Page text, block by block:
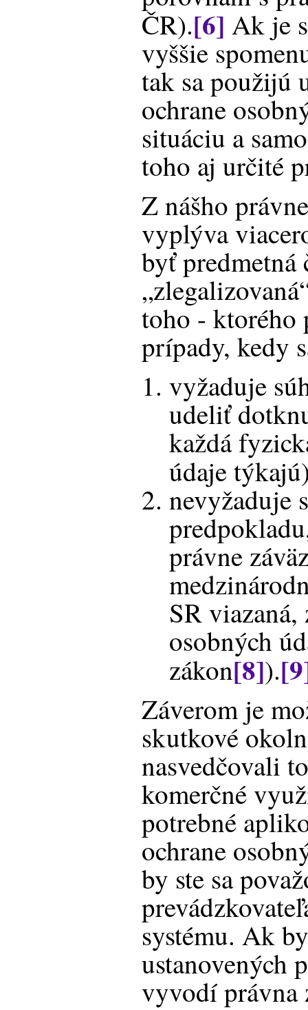
ČR).[6] Ak je
vyššie
tak sa použijú
ochrane
situáciu a
toho aj určité
Z nášho
vyplýva
byť predmetná
toho - ktorého
prípady, kedy
vyžaduje
udeliť
každá
údaje
nevyžaduje
právne
SR viazaná,
osobných
zákon[8]).
Záverom je
skutkové
nasvedčovali
komerčné
potrebné
ochrane
by ste sa
systému. Ak
ustanovených
vyvodí právna